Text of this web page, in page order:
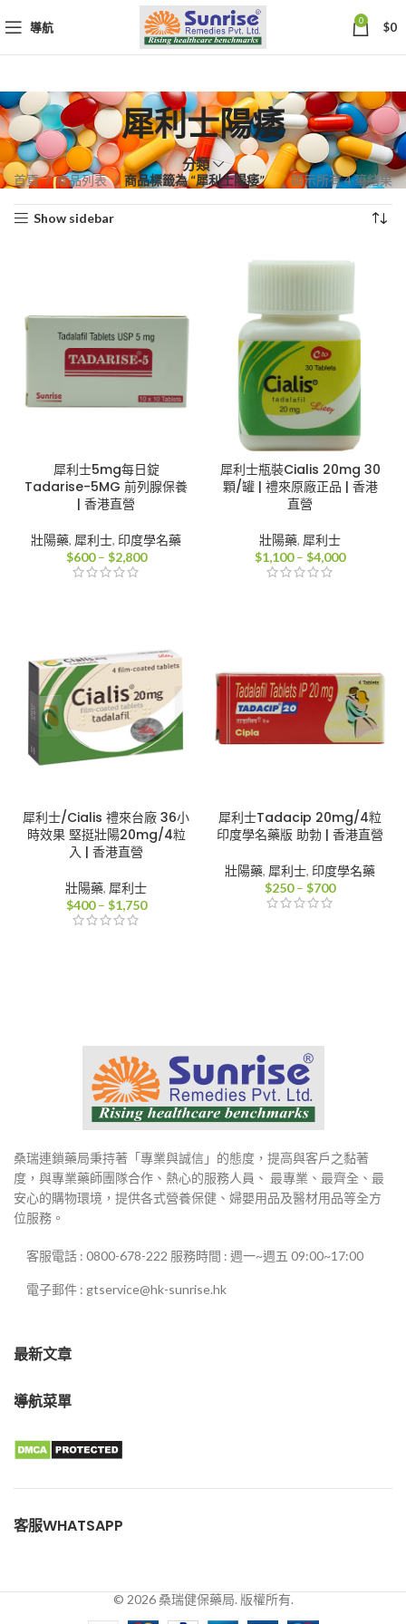
導航 0 $0
犀利士陽痿
分類
首頁 商品列表 商品標籤為 “犀利士陽痿” 顯示所有 4 筆結果依
Show sidebar
犀利士5mg每日錠
Tadarise-5MG 前列腺保養
| 香港直營
壯陽藥, 犀利士, 印度學名藥
$600 – $2,800價
$2,800
犀利士瓶裝Cialis 20mg 30
顆/罐 | 禮來原廠正品 | 香港
直營
壯陽藥, 犀利士
$1,100 – $4,000價
犀利士/Cialis 禮來台廠 36小
時效果 堅挺壯陽20mg/4粒
入 | 香港直營
壯陽藥, 犀利士
$400 – $1,750價
犀利士Tadacip 20mg/4粒
印度學名藥版 助勃 | 香港直營
壯陽藥, 犀利士, 印度學名藥
$250 – $700價
桑瑞連鎖藥局秉持著「專業與誠信」的態度，提高與客戶之黏著
度，與專業藥師團隊合作、熱心的服務人員、 最專業、最齊全、最
安心的購物環境，提供各式營養保健、婦嬰用品及醫材用品等全方
位服務。
客服電話 : 0800-678-222 服務時間 : 週一~週五 09:00~17:00
電子郵件 : gtservice@hk-sunrise.hk
最新文章
導航菜單
客服WHATSAPP
© 2026 桑瑞健保藥局. 版權所有.